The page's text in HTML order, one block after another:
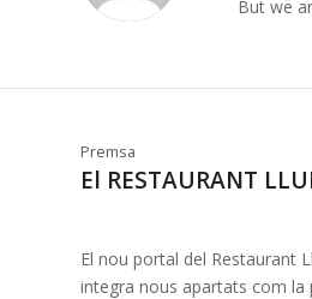
But we
Premsa
El RESTAURANT
El nou portal del Restaurant
integra nous apartats com la